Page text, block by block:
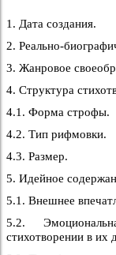
1. Дата создания.
2. Реально-
3. Жанровое
4. Структура
4.1. Форма строфы.
4.2. Тип рифмовки.
4.3. Размер.
5. Идейное
5.1. Внешнее
5.2.
стихотворении в их